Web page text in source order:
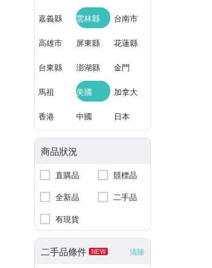
嘉義縣 雲林縣 台南市
高雄市 屏東縣 花蓮縣
台東縣 澎湖縣 金門
馬祖 美國 加拿大
香港 中國 日本
商品狀況
直購品
競標品
全新品
二手品
有現貨
二手品條件 NEW 清除